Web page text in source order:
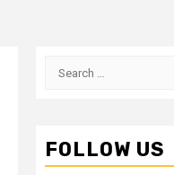
Search
FOLLOW US